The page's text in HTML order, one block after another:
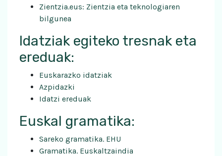
Zientzia.eus: Zientzia eta teknologiaren
bilgunea
Idatziak egiteko tresnak eta
ereduak:
Euskarazko idatziak
Azpidazki
Idatzi ereduak
Euskal gramatika:
Sareko gramatika. EHU
Gramatika. Euskaltzaindia